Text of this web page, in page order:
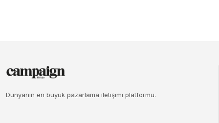
Dünyanın en büyük pazarlama iletişimi platformu.